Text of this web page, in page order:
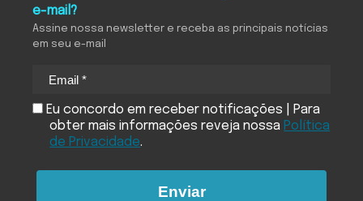
e-mail?
Assine nossa newsletter e receba as principais notícias
em seu e-mail
Eu concordo em receber notificações | Para
obter mais informações reveja nossa Política
de Privacidade.
Enviar